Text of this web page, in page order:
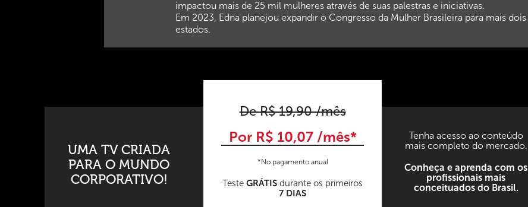
impactou mais de 25 mil mulheres através de suas palestras e iniciativas.
Em 2023, Edna planejou expandir o Congresso da Mulher Brasileira para mais dois
estados.
UMA TV CRIADA
PARA O MUNDO
CORPORATIVO!
De R$ 19,90 /mês
Por R$ 10,07 /mês*
*No pagamento anual
Teste GRÁTIS durante os primeiros
7 DIAS
Tenha acesso ao conteúdo
mais completo do mercado.
Conheça e aprenda com os
profissionais mais
conceituados do Brasil.